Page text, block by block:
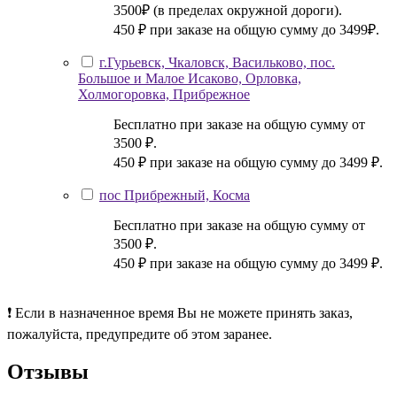
3500₽ (в пределах окружной дороги).
450 ₽ при заказе на общую сумму до 3499₽.
г.Гурьевск, Чкаловск, Васильково, пос.
Большое и Малое Исаково, Орловка,
Холмогоровка, Прибрежное
Бесплатно при заказе на общую сумму от
3500 ₽.
450 ₽ при заказе на общую сумму до 3499 ₽.
пос Прибрежный, Косма
Бесплатно при заказе на общую сумму от
3500 ₽.
450 ₽ при заказе на общую сумму до 3499 ₽.
❗ Если в назначенное время Вы не можете принять заказ,
пожалуйста, предупредите об этом заранее.
Отзывы